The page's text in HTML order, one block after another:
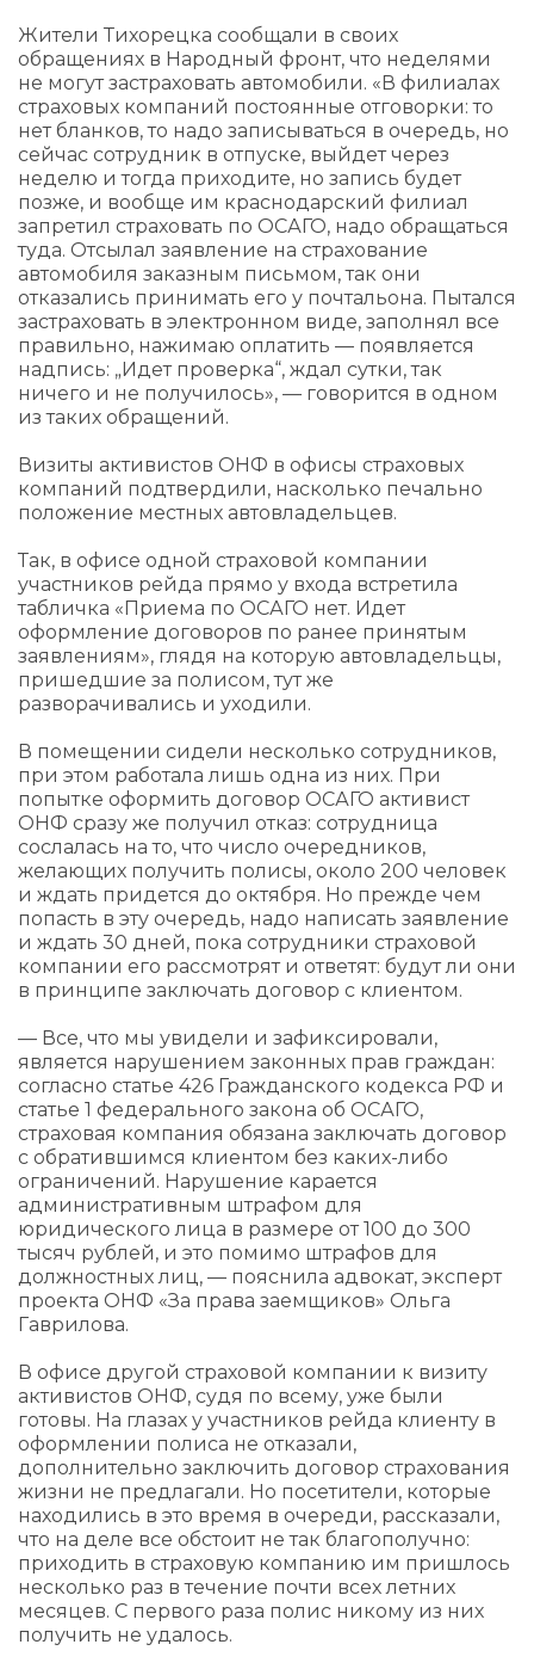
Жители Тихорецка сообщали в своих
обращениях в Народный фронт, что неделями
не могут застраховать автомобили. «В филиалах
страховых компаний постоянные отговорки: то
нет бланков, то надо записываться в очередь, но
сейчас сотрудник в отпуске, выйдет через
неделю и тогда приходите, но запись будет
позже, и вообще им краснодарский филиал
запретил страховать по ОСАГО, надо обращаться
туда. Отсылал заявление на страхование
автомобиля заказным письмом, так они
отказались принимать его у почтальона. Пытался
застраховать в электронном виде, заполнял все
правильно, нажимаю оплатить — появляется
надпись: „Идет проверка“, ждал сутки, так
ничего и не получилось», — говорится в одном
из таких обращений.
Визиты активистов ОНФ в офисы страховых
компаний подтвердили, насколько печально
положение местных автовладельцев.
Так, в офисе одной страховой компании
участников рейда прямо у входа встретила
табличка «Приема по ОСАГО нет. Идет
оформление договоров по ранее принятым
заявлениям», глядя на которую автовладельцы,
пришедшие за полисом, тут же
разворачивались и уходили.
В помещении сидели несколько сотрудников,
при этом работала лишь одна из них. При
попытке оформить договор ОСАГО активист
ОНФ сразу же получил отказ: сотрудница
сослалась на то, что число очередников,
желающих получить полисы, около 200 человек
и ждать придется до октября. Но прежде чем
попасть в эту очередь, надо написать заявление
и ждать 30 дней, пока сотрудники страховой
компании его рассмотрят и ответят: будут ли они
в принципе заключать договор с клиентом.
— Все, что мы увидели и зафиксировали,
является нарушением законных прав граждан:
согласно статье 426 Гражданского кодекса РФ и
статье 1 федерального закона об ОСАГО,
страховая компания обязана заключать договор
с обратившимся клиентом без каких-либо
ограничений. Нарушение карается
административным штрафом для
юридического лица в размере от 100 до 300
тысяч рублей, и это помимо штрафов для
должностных лиц, — пояснила адвокат, эксперт
проекта ОНФ «За права заемщиков» Ольга
Гаврилова.
В офисе другой страховой компании к визиту
активистов ОНФ, судя по всему, уже были
готовы. На глазах у участников рейда клиенту в
оформлении полиса не отказали,
дополнительно заключить договор страхования
жизни не предлагали. Но посетители, которые
находились в это время в очереди, рассказали,
что на деле все обстоит не так благополучно:
приходить в страховую компанию им пришлось
несколько раз в течение почти всех летних
месяцев. С первого раза полис никому из них
получить не удалось.